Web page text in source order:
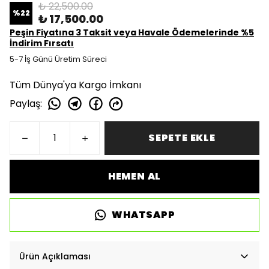
%22 ₺ 22,500.00
₺ 17,500.00
Peşin Fiyatına 3 Taksit veya Havale Ödemelerinde %5
İndirim Fırsatı
5-7 İş Günü Üretim Süreci
Tüm Dünya'ya Kargo İmkanı
Paylaş:
SEPETE EKLE
HEMEN AL
WHATSAPP
Ürün Açıklaması